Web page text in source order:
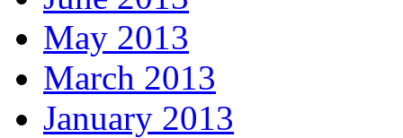
May 2013
March 2013
January 2013